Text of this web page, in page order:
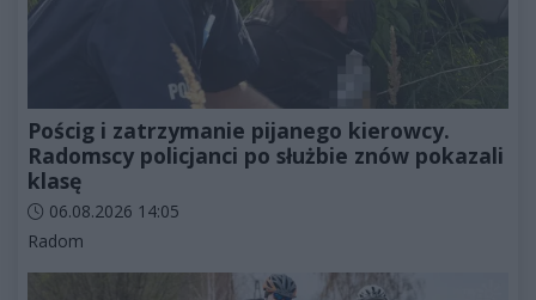
Pościg i zatrzymanie pijanego kierowcy.
Radomscy policjanci po służbie znów pokazali
klasę
Data dodania artykułu:
06.08.2026 14:05
Kategorie artykułu:
Radom